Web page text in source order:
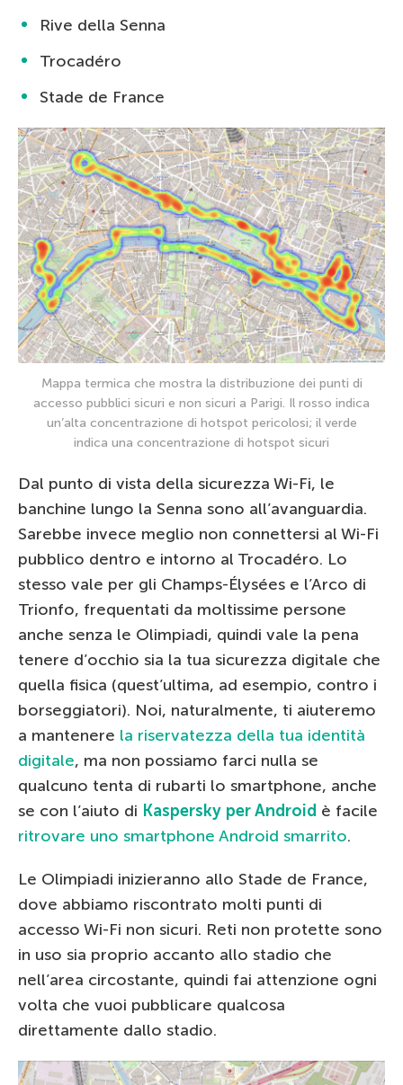
Rive della Senna
Trocadéro
Stade de France
Mappa termica che mostra la distribuzione dei punti di
accesso pubblici sicuri e non sicuri a Parigi. Il rosso indica
un’alta concentrazione di hotspot pericolosi; il verde
indica una concentrazione di hotspot sicuri
Dal punto di vista della sicurezza Wi-Fi, le
banchine lungo la Senna sono all’avanguardia.
Sarebbe invece meglio non connettersi al Wi-Fi
pubblico dentro e intorno al Trocadéro. Lo
stesso vale per gli Champs-Élysées e l’Arco di
Trionfo, frequentati da moltissime persone
anche senza le Olimpiadi, quindi vale la pena
tenere d’occhio sia la tua sicurezza digitale che
quella fisica (quest’ultima, ad esempio, contro i
borseggiatori). Noi, naturalmente, ti aiuteremo
a mantenere la riservatezza della tua identità
digitale, ma non possiamo farci nulla se
qualcuno tenta di rubarti lo smartphone, anche
se con l’aiuto di Kaspersky per Android è facile
ritrovare uno smartphone Android smarrito.
Le Olimpiadi inizieranno allo Stade de France,
dove abbiamo riscontrato molti punti di
accesso Wi-Fi non sicuri. Reti non protette sono
in uso sia proprio accanto allo stadio che
nell’area circostante, quindi fai attenzione ogni
volta che vuoi pubblicare qualcosa
direttamente dallo stadio.